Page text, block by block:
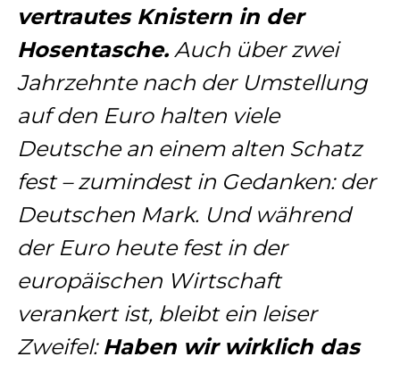
vertrautes Knistern in der
Hosentasche.Auch über zwei
Jahrzehnte nach der Umstellung
auf den Euro halten viele
Deutsche an einem alten Schatz
fest – zumindest in Gedanken: der
Deutschen Mark. Und während
der Euro heute fest in der
europäischen Wirtschaft
verankert ist, bleibt ein leiser
Zweifel: Haben wir wirklich das